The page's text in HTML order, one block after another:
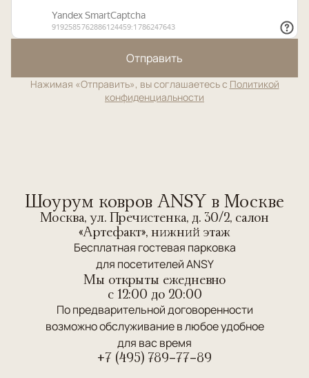
Отправить
Нажимая «Отправить», вы соглашаетесь с Политикой
конфиденциальности
Шоурум ковров ANSY в Москве
Москва, ул. Пречистенка, д. 30/2, салон
«Артефакт», нижний этаж
Бесплатная гостевая парковка
для посетителей ANSY
Мы открыты ежедневно
c 12:00 до 20:00
По предварительной договоренности
возможно обслуживание в любое удобное
для вас время
+7 (495) 789-77-89